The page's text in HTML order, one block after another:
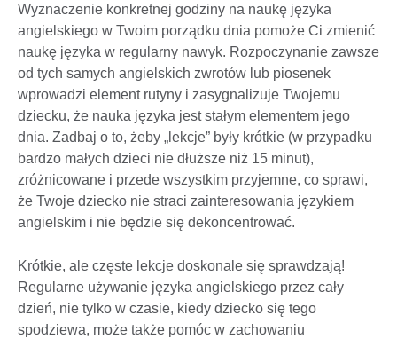
Wyznaczenie konkretnej godziny na naukę języka
angielskiego w Twoim porządku dnia pomoże Ci zmienić
naukę języka w regularny nawyk. Rozpoczynanie zawsze
od tych samych angielskich zwrotów lub piosenek
wprowadzi element rutyny i zasygnalizuje Twojemu
dziecku, że nauka języka jest stałym elementem jego
dnia. Zadbaj o to, żeby „lekcje” były krótkie (w przypadku
bardzo małych dzieci nie dłuższe niż 15 minut),
zróżnicowane i przede wszystkim przyjemne, co sprawi,
że Twoje dziecko nie straci zainteresowania językiem
angielskim i nie będzie się dekoncentrować.
Krótkie, ale częste lekcje doskonale się sprawdzają!
Regularne używanie języka angielskiego przez cały
dzień, nie tylko w czasie, kiedy dziecko się tego
spodziewa, może także pomóc w zachowaniu